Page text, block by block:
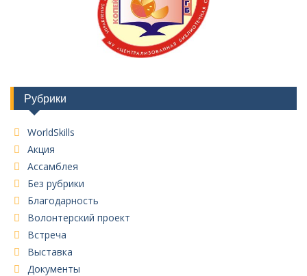
Рубрики
WorldSkills
Акция
Ассамблея
Без рубрики
Благодарность
Волонтерский проект
Встреча
Выставка
Документы